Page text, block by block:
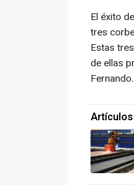
El éxito
tres
Estas
de ellas
Fernando.